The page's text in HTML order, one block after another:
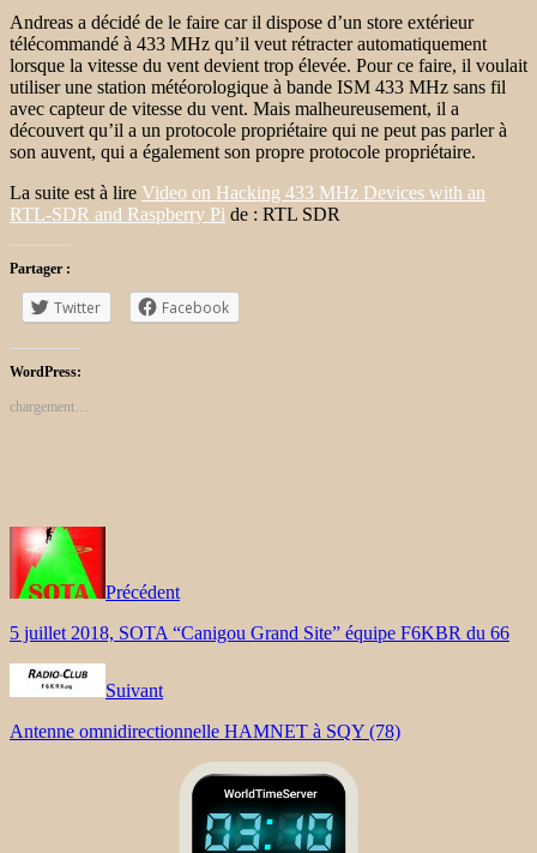
Andreas a décidé de le faire car il dispose d’un store extérieur
télécommandé à 433 MHz qu’il veut rétracter automatiquement
lorsque la vitesse du vent devient trop élevée. Pour ce faire, il voulait
utiliser une station météorologique à bande ISM 433 MHz sans fil
avec capteur de vitesse du vent. Mais malheureusement, il a
découvert qu’il a un protocole propriétaire qui ne peut pas parler à
son auvent, qui a également son propre protocole propriétaire.
La suite est à lire Video on Hacking 433 MHz Devices with an
RTL-SDR and Raspberry Pi de : RTL SDR
Partager :
Twitter Facebook
WordPress:
chargement…
Précédent
5 juillet 2018, SOTA “Canigou Grand Site” équipe F6KBR du 66
Suivant
Antenne omnidirectionnelle HAMNET à SQY (78)